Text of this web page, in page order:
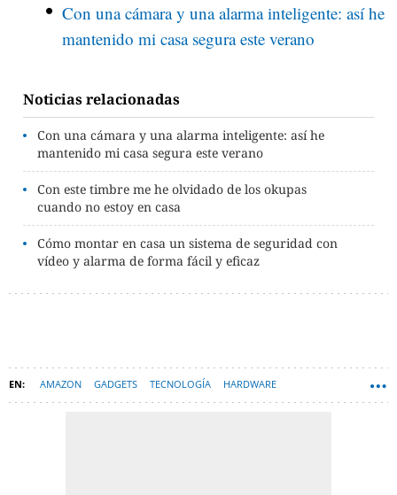
Con una cámara y una alarma inteligente: así he
mantenido mi casa segura este verano
Noticias relacionadas
Con una cámara y una alarma inteligente: así he
mantenido mi casa segura este verano
Con este timbre me he olvidado de los okupas
cuando no estoy en casa
Cómo montar en casa un sistema de seguridad con
vídeo y alarma de forma fácil y eficaz
AMAZON GADGETS TECNOLOGÍA HARDWARE